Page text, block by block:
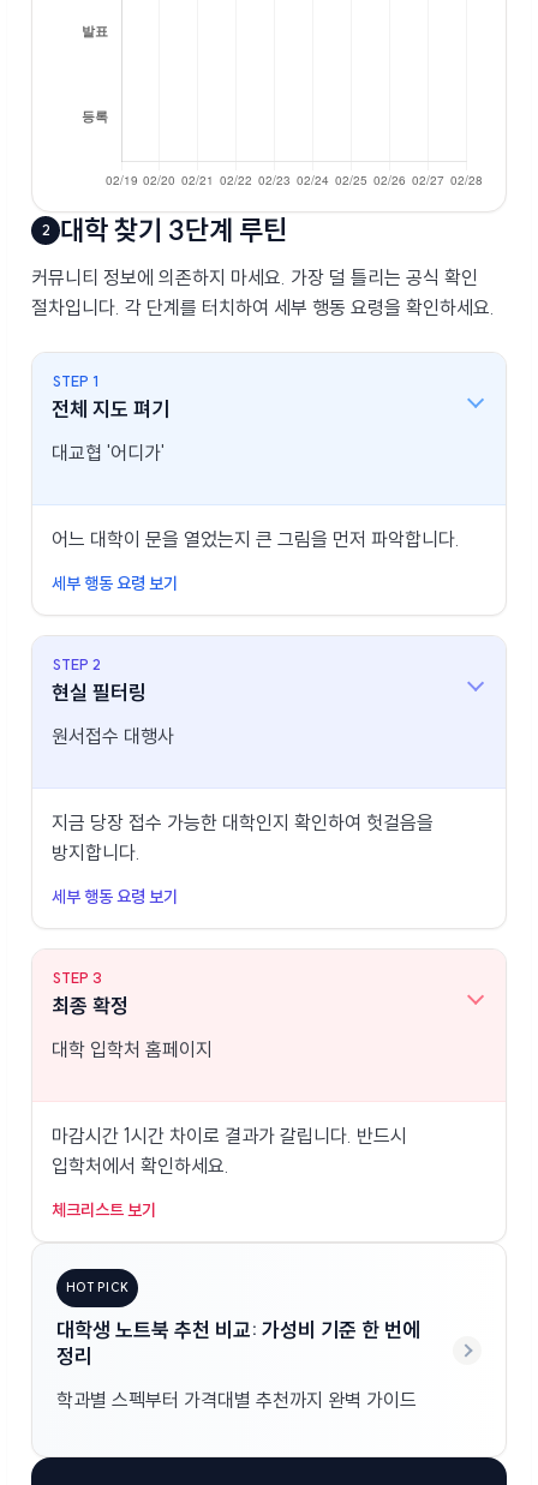
2 대학 찾기 3단계 루틴
커뮤니티 정보에 의존하지 마세요. 가장 덜 틀리는 공식 확인
절차입니다. 각 단계를 터치하여 세부 행동 요령을 확인하세요.
STEP 1
전체 지도 펴기
대교협 '어디가'
어느 대학이 문을 열었는지 큰 그림을 먼저 파악합니다.
세부 행동 요령 보기
STEP 2
현실 필터링
원서접수 대행사
지금 당장 접수 가능한 대학인지 확인하여 헛걸음을
방지합니다.
세부 행동 요령 보기
STEP 3
최종 확정
대학 입학처 홈페이지
마감시간 1시간 차이로 결과가 갈립니다. 반드시
입학처에서 확인하세요.
체크리스트 보기
HOT PICK
대학생 노트북 추천 비교: 가성비 기준 한 번에
정리
학과별 스펙부터 가격대별 추천까지 완벽 가이드